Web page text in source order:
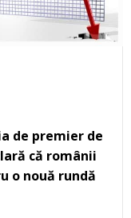
de premier de
că românii
o nouă rundă